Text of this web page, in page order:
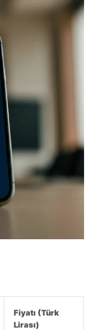
Fiyatı (Türk
Lirası)